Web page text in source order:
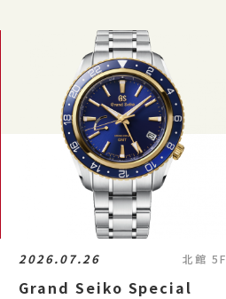
2026.07.26 北館 5F
Grand Seiko Special